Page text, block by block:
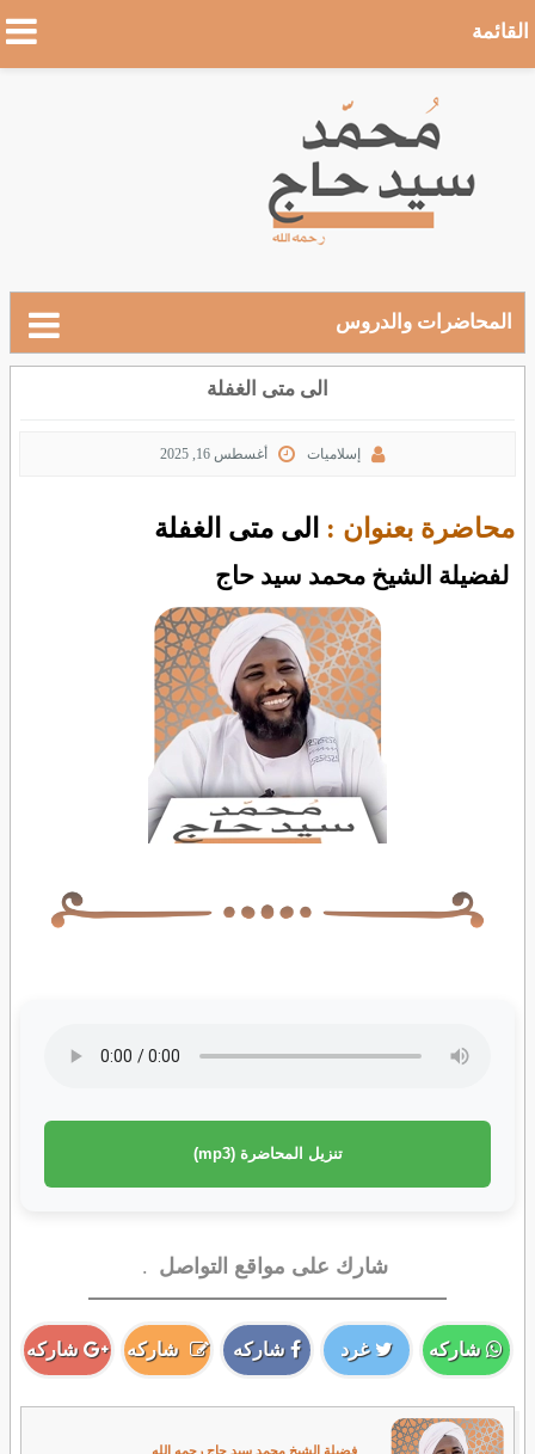
القائمة
المحاضرات والدروس
الى متى الغفلة
إسلاميات أغسطس 16, 2025
محاضرة بعنوان : الى متى الغفلة
لفضيلة الشيخ محمد سيد حاج
تنزيل المحاضرة (mp3)
شارك على مواقع التواصل .
شاركه غرد شاركه شاركه شاركه
فضيلة الشيخ محمد سيد حاج رحمه الله